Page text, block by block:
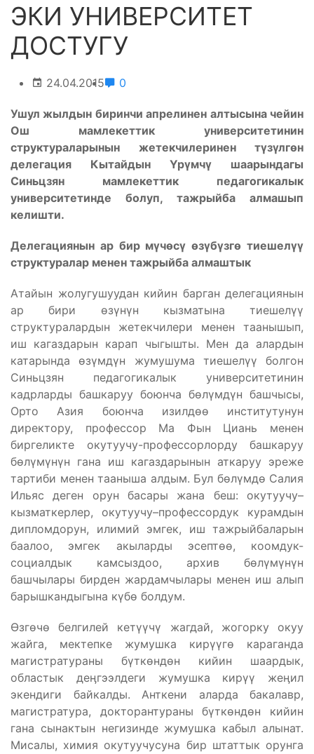
ЭКИ УНИВЕРСИТЕТ
ДОСТУГУ
24.04.2015 0
Ушул жылдын биринчи апрелинен алтысына чейин
Ош мамлекеттик университетинин
структураларынын жетекчилеринен түзүлгөн
делегация Кытайдын Үрүмчү шаарындагы
Синьцзян мамлекеттик педагогикалык
университетинде болуп, тажрыйба алмашып
келишти.
Делегациянын ар бир мүчөсү өзүбүзгө тиешелүү
структуралар менен тажрыйба алмаштык
Атайын жолугушуудан кийин барган делегациянын
ар бири өзүнүн кызматына тиешелүү
структуралардын жетекчилери менен таанышып,
иш кагаздарын карап чыгышты. Мен да алардын
катарында өзүмдүн жумушума тиешелүү болгон
Синьцзян педагогикалык университетинин
кадрларды башкаруу боюнча бөлүмдүн башчысы,
Орто Азия боюнча изилдөө институтунун
директору, профессор Ма Фын Циань менен
биргеликте окутуучу-профессорлорду башкаруу
бөлүмүнүн гана иш кагаздарынын аткаруу эреже
тартиби менен тааныша алдым. Бул бөлүмдө Салия
Ильяс деген орун басары жана беш: окутуучу–
кызматкерлер, окутуучу–профессордук курамдын
дипломдорун, илимий эмгек, иш тажрыйбаларын
баалоо, эмгек акыларды эсептөө, коомдук-
социалдык камсыздоо, архив бөлүмүнүн
башчылары бирден жардамчылары менен иш алып
барышкандыгына күбө болдум.
Өзгөчө белгилей кетүүчү жагдай, жогорку окуу
жайга, мектепке жумушка кирүүгө караганда
магистратураны бүткөндөн кийин шаардык,
областык деӊгээлдеги жумушка кирүү жеӊил
экендиги байкалды. Анткени аларда бакалавр,
магистратура, докторантураны бүткөндөн кийин
гана сынактын негизинде жумушка кабыл алынат.
Мисалы, химия окутуучусуна бир штаттык орунга